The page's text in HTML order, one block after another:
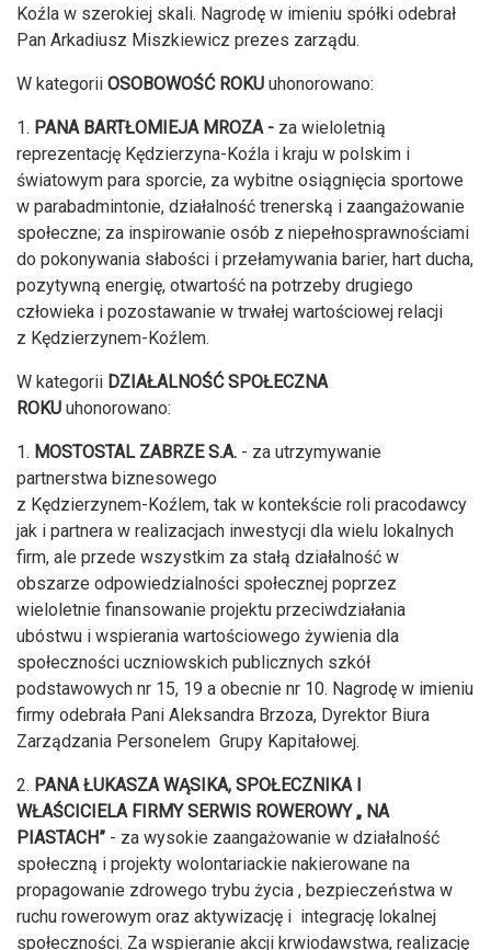
Koźla w szerokiej skali. Nagrodę w imieniu spółki odebrał
Pan Arkadiusz Miszkiewicz prezes zarządu.
W kategorii OSOBOWOŚĆ ROKU uhonorowano:
1. PANA BARTŁOMIEJA MROZA - za wieloletnią
reprezentację Kędzierzyna-Koźla i kraju w polskim i
światowym para sporcie, za wybitne osiągnięcia sportowe
w parabadmintonie, działalność trenerską i zaangażowanie
społeczne; za inspirowanie osób z niepełnosprawnościami
do pokonywania słabości i przełamywania barier, hart ducha,
pozytywną energię, otwartość na potrzeby drugiego
człowieka i pozostawanie w trwałej wartościowej relacji
z Kędzierzynem-Koźlem.
W kategorii DZIAŁALNOŚĆ SPOŁECZNA
ROKU uhonorowano:
1. MOSTOSTAL ZABRZE S.A. - za utrzymywanie
partnerstwa biznesowego
z Kędzierzynem-Koźlem, tak w kontekście roli pracodawcy
jak i partnera w realizacjach inwestycji dla wielu lokalnych
firm, ale przede wszystkim za stałą działalność w
obszarze odpowiedzialności społecznej poprzez
wieloletnie finansowanie projektu przeciwdziałania
ubóstwu i wspierania wartościowego żywienia dla
społeczności uczniowskich publicznych szkół
podstawowych nr 15, 19 a obecnie nr 10. Nagrodę w imieniu
firmy odebrała Pani Aleksandra Brzoza, Dyrektor Biura
Zarządzania Personelem Grupy Kapitałowej.
2. PANA ŁUKASZA WĄSIKA, SPOŁECZNIKA I
WŁAŚCICIELA FIRMY SERWIS ROWEROWY „ NA
PIASTACH” - za wysokie zaangażowanie w działalność
społeczną i projekty wolontariackie nakierowane na
propagowanie zdrowego trybu życia , bezpieczeństwa w
ruchu rowerowym oraz aktywizację i integrację lokalnej
społeczności. Za wspieranie akcji krwiodawstwa, realizację